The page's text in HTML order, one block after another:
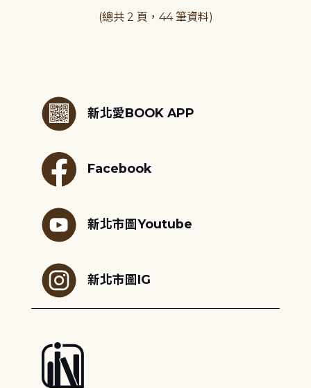
(總共 2 頁，44 筆資料)
新北愛BOOK APP
Facebook
新北市圖Youtube
新北市圖IG